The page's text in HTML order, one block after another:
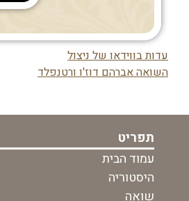
ניווט
עדות בווידאו של ניצול
השואה אברהם דוז'ו ורטנפלד
תפריט
עמוד הבית
היסטוריה
שואה